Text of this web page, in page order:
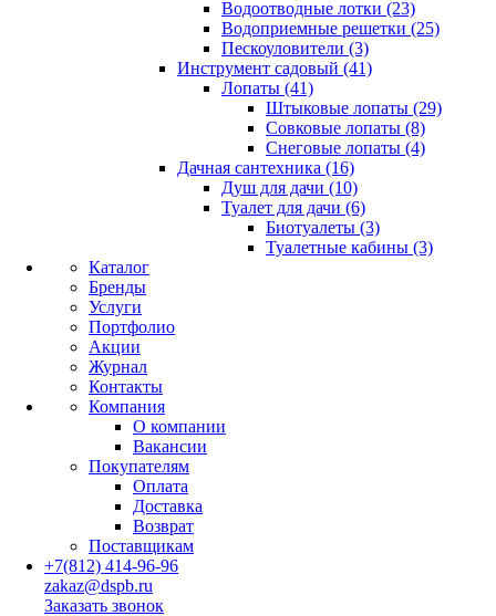
Водоотводные лотки (23)
Водоприемные решетки (25)
Пескоуловители (3)
Инструмент садовый (41)
Лопаты (41)
Штыковые лопаты (29)
Совковые лопаты (8)
Снеговые лопаты (4)
Дачная сантехника (16)
Душ для дачи (10)
Туалет для дачи (6)
Биотуалеты (3)
Туалетные кабины (3)
Каталог
Бренды
Услуги
Портфолио
Акции
Журнал
Контакты
Компания
О компании
Вакансии
Покупателям
Оплата
Доставка
Возврат
Поставщикам
+7(812) 414-96-96
zakaz@dspb.ru
Заказать звонок